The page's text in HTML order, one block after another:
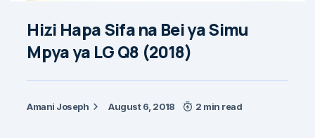
Hizi Hapa Sifa na Bei ya Simu
Mpya ya LG Q8 (2018)
Amani Joseph August 6, 2018 2 min read